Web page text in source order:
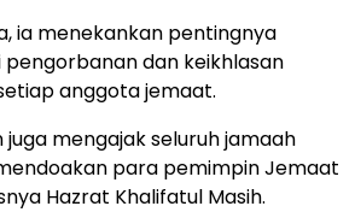
ia menekankan pentingnya
dan keikhlasan
anggota jemaat.
juga mengajak seluruh jamaah
para pemimpin Jemaat
Hazrat Khalifatul Masih.